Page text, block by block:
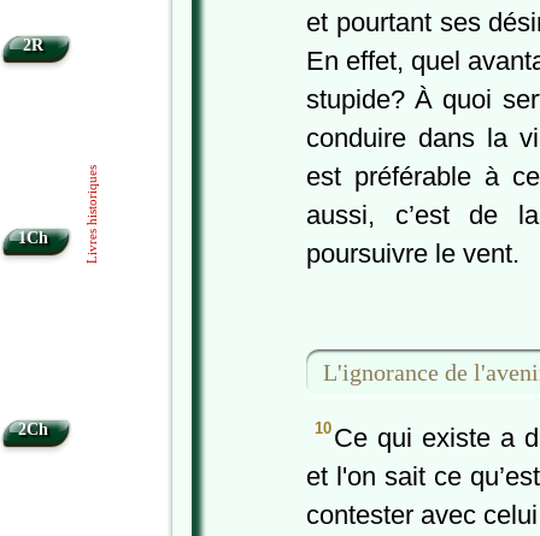
et pourtant ses
En effet, quel
stupide? À quoi
conduire dans la
est préférable à
aussi, c’est de
poursuivre le vent.
L'ignorance de
10 Ce qui existe a
et l'on sait ce
contester avec
2R
1Ch
2Ch
Livres historiques